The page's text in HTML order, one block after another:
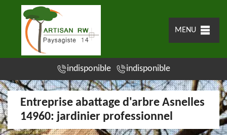
MENU
indisponible indisponible
Entreprise abattage d'arbre Asnelles
14960: jardinier professionnel